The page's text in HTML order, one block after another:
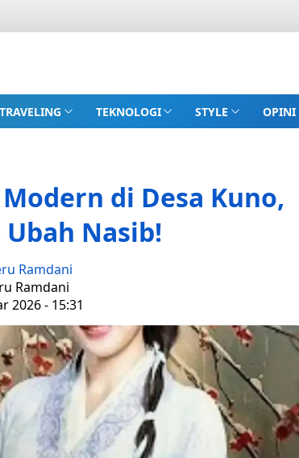
TEKNOLOGI STYLE OPINI
di Desa Kuno,
Ubah Nasib!
Ramdani
Ramdani
2026 - 15:31